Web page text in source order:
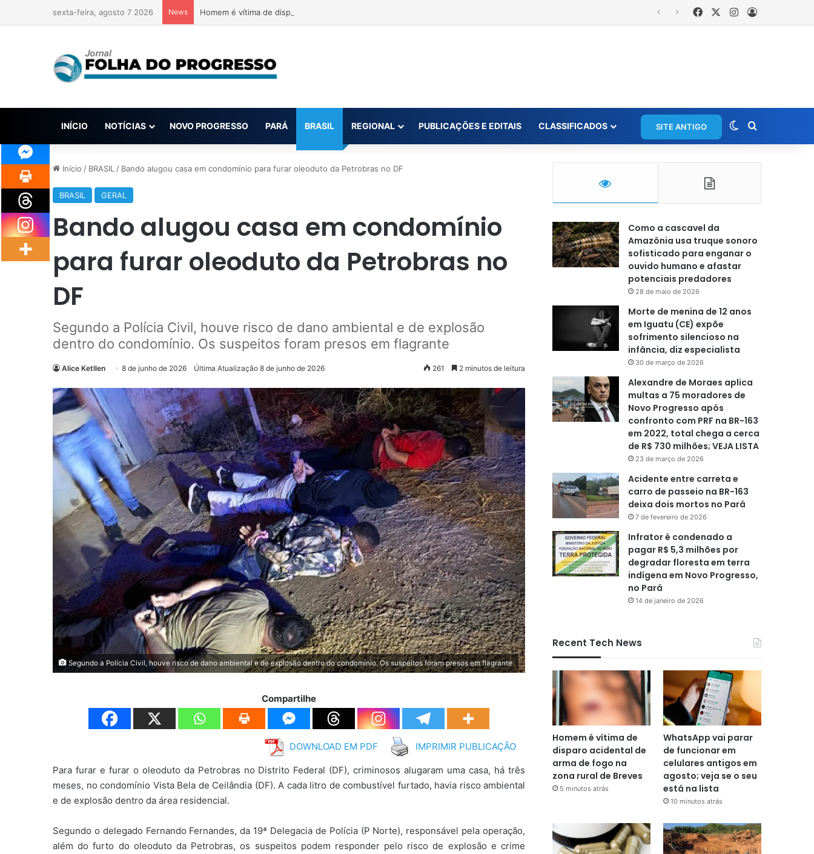
sexta-feira, agosto 7 2026 News Homem é vítima de disparo acidental de arma de fogo na zona rural de Breves FacebookInstagram
INÍCIO NOTÍCIAS NOVO PROGRESSO PARÁ BRASIL REGIONAL PUBLICAÇÕES E EDITAIS CLASSIFICADOS SITE ANTIGO Switch skin
Início / BRASIL / Bando alugou casa em condomínio para furar oleoduto da Petrobras no DF
BRASIL GERAL
Bando alugou casa em condomínio
para furar oleoduto da Petrobras no
DF
Segundo a Polícia Civil, houve risco de dano ambiental e de explosão
dentro do condomínio. Os suspeitos foram presos em flagrante
Alice Ketllen 8 de junho de 2026 Última Atualização 8 de junho de 2026 261 2 minutos de leitura
Segundo a Polícia Civil, houve risco de dano ambiental e de explosão dentro do condomínio. Os suspeitos foram presos em flagrante
Compartilhe
DOWNLOAD EM PDF IMPRIMIR PUBLICAÇÃO
Para furar e furar o oleoduto da Petrobras no Distrito Federal (DF), criminosos alugaram uma casa, há três
meses, no condomínio Vista Bela de Ceilândia (DF). A cada litro de combustível furtado, havia risco ambiental
e de explosão dentro da área residencial.
Segundo o delegado Fernando Fernandes, da 19ª Delegacia de Polícia (P Norte), responsável pela operação,
além do furto do oleoduto da Petrobras, os suspeitos podem responder pelo risco de explosão e crime
Como a cascavel da
Amazônia usa truque sonoro
sofisticado para enganar o
ouvido humano e afastar
potenciais predadores
28 de maio de 2026
Morte de menina de 12 anos
em Iguatu (CE) expõe
sofrimento silencioso na
infância, diz especialista
30 de março de 2026
Alexandre de Moraes aplica
multas a 75 moradores de
Novo Progresso após
confronto com PRF na BR-163
em 2022, total chega a cerca
de R$ 730 milhões; VEJA LISTA
23 de março de 2026
Acidente entre carreta e
carro de passeio na BR-163
deixa dois mortos no Pará
7 de fevereiro de 2026
Infrator é condenado a
pagar R$ 5,3 milhões por
degradar floresta em terra
indígena em Novo Progresso,
no Pará
14 de janeiro de 2026
Recent Tech News
Homem é vítima de
disparo acidental de
arma de fogo na
zona rural de Breves
5 minutos atrás
WhatsApp vai parar
de funcionar em
celulares antigos em
agosto; veja se o seu
está na lista
10 minutos atrás